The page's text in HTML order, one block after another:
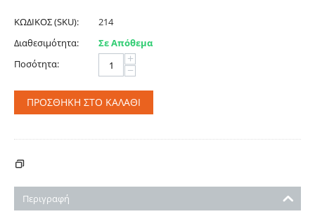
ΚΩΔΙΚΟΣ (SKU):
214
Διαθεσιμότητα:
Σε Απόθεμα
Ποσότητα:
+
−
ΠΡΟΣΘΉΚΗ ΣΤΟ ΚΑΛΆΘΙ
Περιγραφή